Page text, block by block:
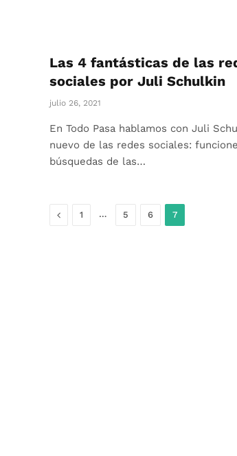
Las 4 fantásticas de las
sociales por Juli Schulkin
julio 26, 2021
En Todo Pasa hablamos con Juli
nuevo de las redes sociales:
búsquedas de las…
Anterior
1 … 5 6 7